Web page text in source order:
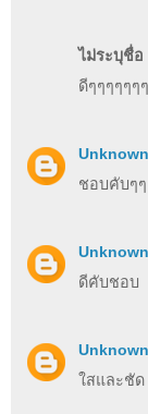
ไม่ระบุชื่อ
ดีๆๆๆๆๆๆๆ
Unknown
ชอบคับๆๆ
Unknown
ดีคับชอบ
Unknown
ใสและชัด